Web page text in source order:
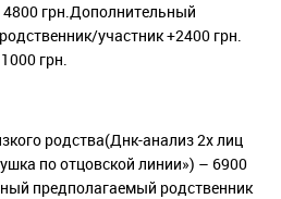
грн.Дополнительный
участник +2400 грн.
грн.
родства(Днк-анализ 2х лиц
по отцовской линии») – 6900
предполагаемый родственник